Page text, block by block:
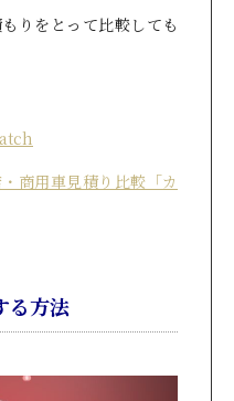
りをとって比較しても
商用車見積り比較「カ
る方法